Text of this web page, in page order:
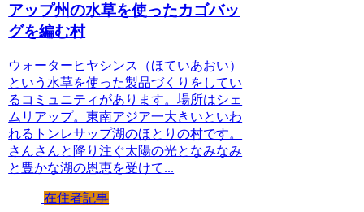
アップ州の水草を使ったカゴバッ
グを編む村
ウォーターヒヤシンス（ほていあおい）
という水草を使った製品づくりをしてい
るコミュニティがあります。場所はシェ
ムリアップ。東南アジア一大きいといわ
れるトンレサップ湖のほとりの村です。
さんさんと降り注ぐ太陽の光となみなみ
と豊かな湖の恩恵を受けて...
在住者記事